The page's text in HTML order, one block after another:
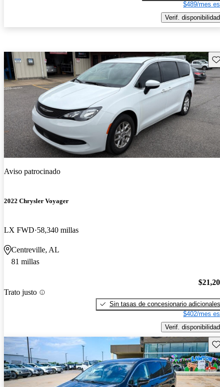
$489/mes
Verif. disponibilidad
Aviso patrocinado
2022 Chrysler Voyager
LX FWD 58,340 millas
Centreville, AL
81 millas
Trato justo
Sin tasas de concesionario adicionales
$402/mes
Verif. disponibilidad